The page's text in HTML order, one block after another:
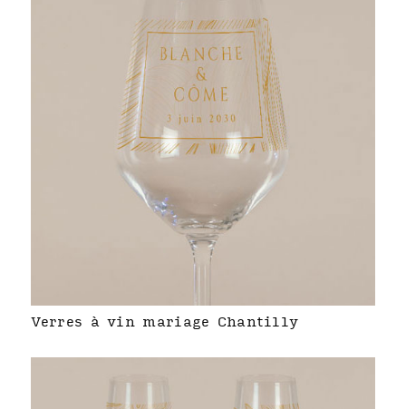
Verres à vin mariage Chantilly